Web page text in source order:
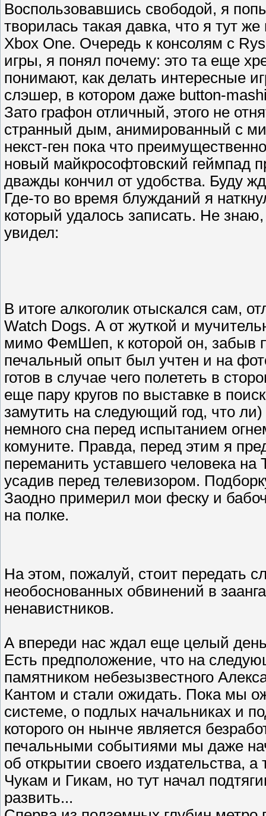
Воспользовавшись свободой, я
творилась такая давка, что я тут
Xbox One. Очередь к консолям с
игры, я понял почему: это та еще
понимают, как делать интересные
слэшер, в котором даже button-
Зато графон отличный, этого не
странный дым, анимированный с
некст-ген пока что
новый майкрософтовский геймпад
дважды кончил от удобства. Буду
Где-то во время блужданий я
который удалось записать. Не
увидел:
В итоге алкоголик отыскался сам,
Watch Dogs. А от жуткой и
мимо ФемШеп, к которой он, забыв
печальный опыт был учтен и на
готов в случае чего полететь в
еще пару кругов по выставке в
замутить на следующий год, что
немного сна перед испытанием
комуните. Правда, перед этим я
переманить уставшего человека
усадив перед телевизором.
Заодно примерил мои феску и
на полке.
На этом, пожалуй, стоит передать
необоснованных обвинений в
ненавистников.
А впереди нас ждал еще целый
Есть предположение, что на
памятником небезызвестного
Кантом и стали ожидать. Пока мы
системе, о подлых начальниках и
которого он нынче является
печальными событиями мы даже
об открытии своего издательства,
Чукам и Гикам, но тут начал
развить...